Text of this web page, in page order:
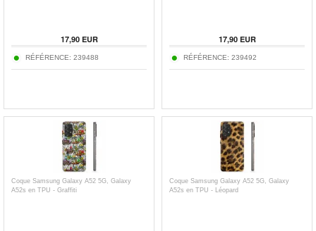
17,90EUR
RÉFÉRENCE: 239488
17,90EUR
RÉFÉRENCE: 239492
Coque Samsung Galaxy A52 5G, Galaxy
A52s en TPU - Graffiti
Coque Samsung Galaxy A52 5G, Galaxy
A52s en TPU - Léopard